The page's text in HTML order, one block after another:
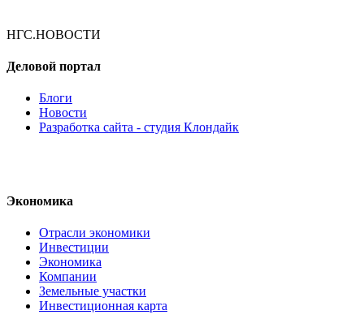
НГС.НОВОСТИ
Деловой портал
Блоги
Новости
Разработка сайта - студия Клондайк
Экономика
Отрасли экономики
Инвестиции
Экономика
Компании
Земельные участки
Инвестиционная карта